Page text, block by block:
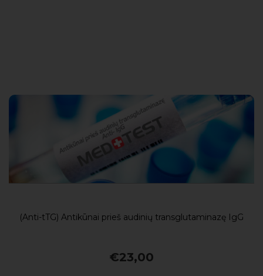
(Anti-tTG) Antikūnai prieš audinių transglutaminazę IgG
€23,00